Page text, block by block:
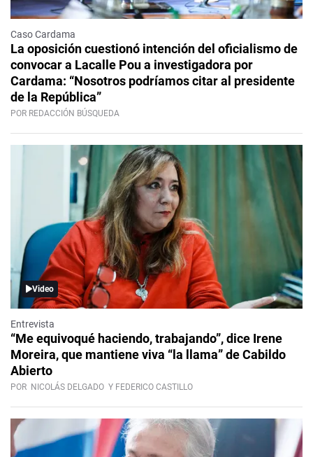
Caso Cardama
La oposición cuestionó intención del oficialismo de
convocar a Lacalle Pou a investigadora por
Cardama: “Nosotros podríamos citar al presidente
de la República”
POR REDACCIÓN BÚSQUEDA
Video
Entrevista
“Me equivoqué haciendo, trabajando”, dice Irene
Moreira, que mantiene viva “la llama” de Cabildo
Abierto
POR NICOLÁS DELGADO Y FEDERICO CASTILLO